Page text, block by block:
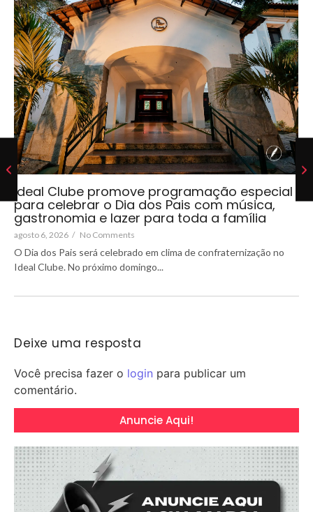
Ideal Clube promove programação especial
para celebrar o Dia dos Pais com música,
gastronomia e lazer para toda a família
agosto 6, 2026 / No Comments
O Dia dos Pais será celebrado em clima de confraternização no
Ideal Clube. No próximo domingo...
Deixe uma resposta
Você precisa fazer o login para publicar um
comentário.
Anuncie Aqui!